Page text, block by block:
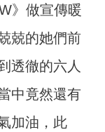
》做宣傳暖
兢的她們前
透徹的六人
中竟然還有
加油，此